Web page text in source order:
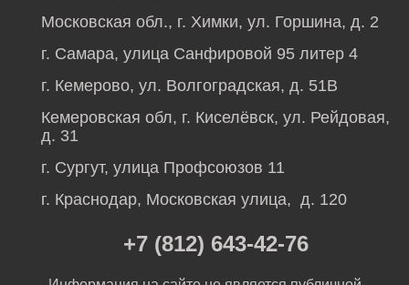
Московская обл., г. Химки, ул. Горшина, д. 2
г. Самара, улица Санфировой 95 литер 4
г. Кемерово, ул. Волгоградская, д. 51В
Кемеровская обл, г. Киселёвск, ул. Рейдовая,
д. 31
г. Сургут, улица Профсоюзов 11
г. Краснодар, Московская улица, д. 120
+7 (812) 643-42-76